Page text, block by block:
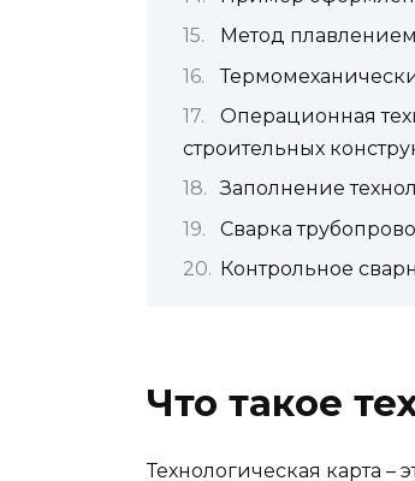
Метод плавлением
Операционная
строительных
Заполнение
Сварка
Контрольное
Что такое
Технологическая карта